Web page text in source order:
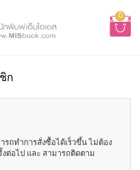
0
ก
ถทำการสั่งซื้อได้เร็วขึ้น ไม่ต้อง
ต่อไป และ สามารถติดตาม